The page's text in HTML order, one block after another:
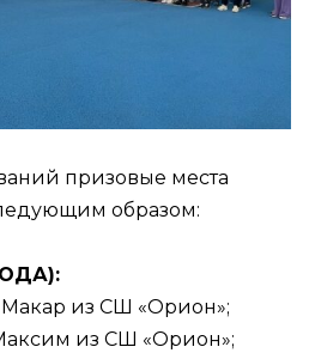
призовые места
образом:
из СШ «Орион»;
из СШ «Орион»;